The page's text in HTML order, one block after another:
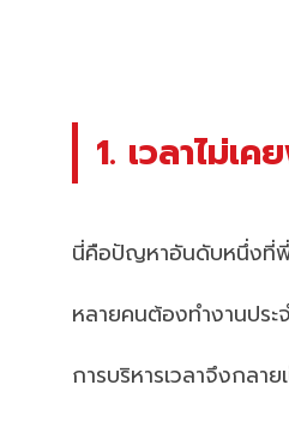
1. เวลาไม่เ
นี่คือปัญหาอันดับหนึ่งที่
หลายคนต้องทำงานปร
การบริหารเวลาจึงกล